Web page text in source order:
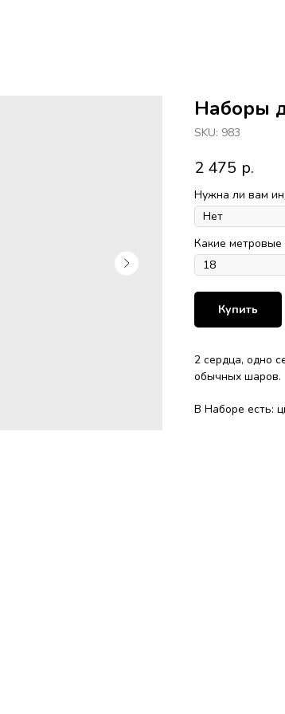
Наборы
SKU: 983
2 475 р.
Нужна ли вам
Какие
Купить
2 сердца, одно
обычных шаров.
В Наборе есть: